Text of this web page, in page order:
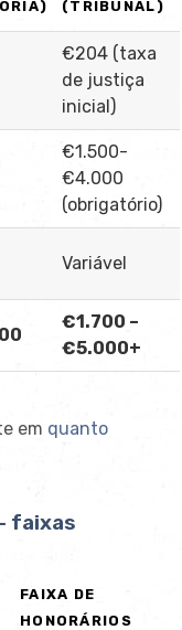
(TRIBUNAL)
€204 (taxa
de justiça
inicial)
€1.500-
€4.000
(obrigatório)
Variável
€1.700 –
€5.000+
em quanto
faixas
FAIXA DE
HONORÁRIOS